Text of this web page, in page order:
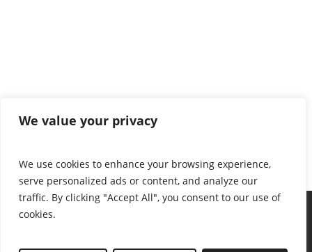
We value your privacy
We use cookies to enhance your browsing experience,
serve personalized ads or content, and analyze our
traffic. By clicking "Accept All", you consent to our use of
cookies.